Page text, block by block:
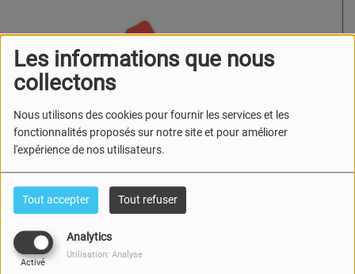
Les informations que nous
collectons
Nous utilisons des cookies pour fournir les services et les
fonctionnalités proposés sur notre site et pour améliorer
l'expérience de nos utilisateurs.
Tout accepter Tout refuser
Analytics
Activé
Utilisation: Analyse